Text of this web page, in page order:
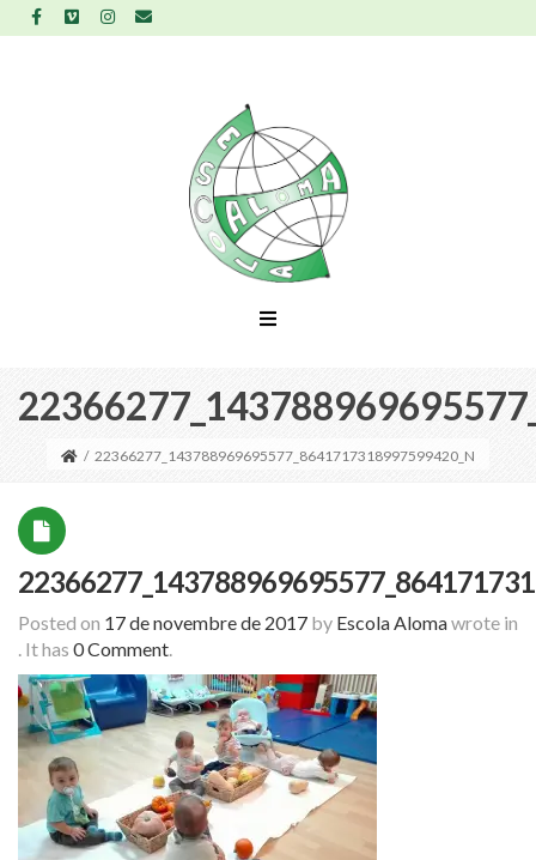
/ 22366277_143788969695577_8641717318997599420_N
Posted on 17 de novembre de 2017 by Escola Alomawrote in
. It has 0 Comment.